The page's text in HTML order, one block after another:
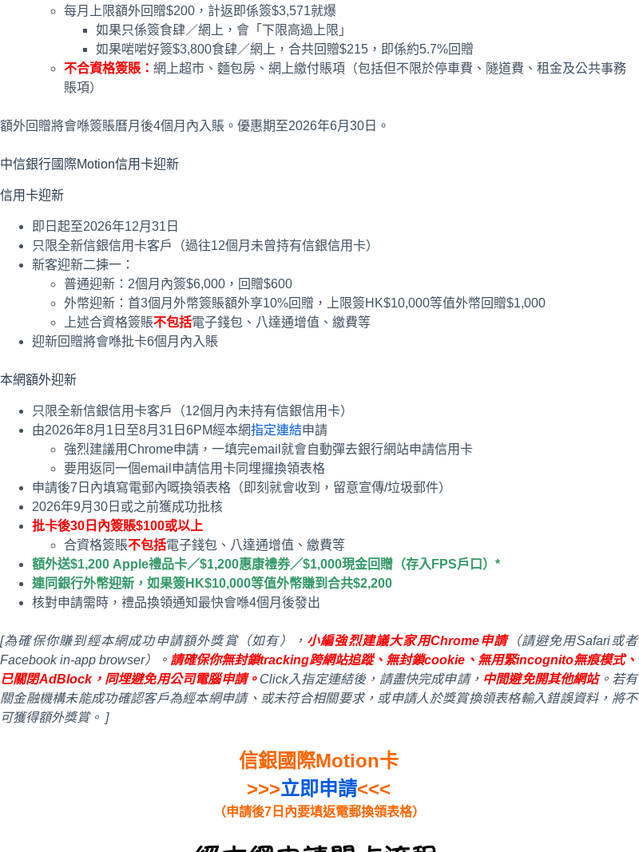
每月上限額外回贈$200，計返即係簽$3,571就爆
如果只係簽食肆／網上，會「下限高過上限」
如果啱啱好簽$3,800食肆／網上，合共回贈$215，即係約5.7%回贈
不合資格簽賬： 網上超市、麵包房、網上繳付賬項（包括但不限於停車費、隧道費、租金及公共事務
賬項）
額外回贈將會喺簽賬曆月後4個月內入賬。優惠期至2026年6月30日。
中信銀行國際Motion信用卡迎新
信用卡迎新
即日起至2026年12月31日
只限全新信銀信用卡客戶（過往12個月未曾持有信銀信用卡）
新客迎新二揀一：
普通迎新：2個月內簽$6,000，回贈$600
外幣迎新：首3個月外幣簽賬額外享10%回贈，上限簽HK$10,000等值外幣回贈$1,000
上述合資格簽賬不包括電子錢包、八達通增值、繳費等
迎新回贈將會喺批卡6個月內入賬
本網額外迎新
只限全新信銀信用卡客戶（12個月內未持有信銀信用卡）
由2026年8月1日至8月31日6PM經本網指定連結申請
強烈建議用Chrome申請，一填完email就會自動彈去銀行網站申請信用卡
要用返同一個email申請信用卡同埋攞換領表格
申請後7日內填寫電郵內嘅換領表格（即刻就會收到，留意宣傳/垃圾郵件）
2026年9月30日或之前獲成功批核
批卡後30 日內簽賬$100或以上
合資格簽賬不包括電子錢包、八達通增值、繳費等
額外送$1,200 Apple禮品卡／$1,200惠康禮券／$1,000現金回贈（存入FPS戶口）*
連同銀行外幣迎新，如果簽HK$10,000等值外幣賺到合共$2,200
核對申請需時，禮品換領通知最快會喺4個月後發出
[為確保你賺到經本網成功申請額外獎賞（如有）， 小編強烈建議大家用Chrome申請（請避免用Safari或者
Facebook in-app browser）。 請確保你無封鎖tracking跨網站追蹤、無封鎖cookie、無用緊incognito無痕模式、
已關閉AdBlock，同埋避免用公司電腦申請。 Click入指定連結後，請盡快完成申請， 中間避免開其他網站。若有
關金融機構未能成功確認客戶為經本網申請、或未符合相關要求，或申請人於獎賞換領表格輸入錯誤資料，將不
可獲得額外獎賞。 ]
信銀國際Motion卡
>>>立即申請<<<
（申請後7日內要填返電郵換領表格）